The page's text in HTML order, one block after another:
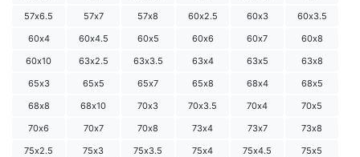
57х6.5
57х7 57х8 60х2.5 60х3
60х3.5
60х4
60х4.5 60х5 60х6 60х7
60х8
60х10
63х2.5 63х3.5 63х4 63х5
63х8
65х3
65х5 65х7 65х8 68х4
68х5
68х8
68х10 70х3 70х3.5 70х4
70х5
70х6
70х7 70х8 73х4 73х7
73х8
75х2.5
75х3 75х3.5 75х4 75х4.5
75х5